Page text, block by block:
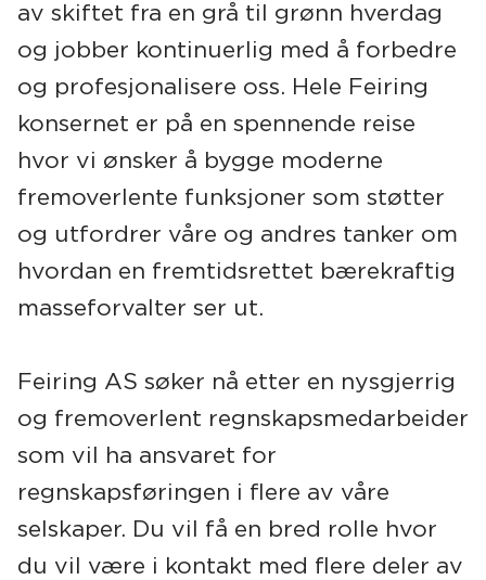
av skiftet fra en grå til grønn hverdag
og jobber kontinuerlig med å forbedre
og profesjonalisere oss. Hele Feiring
konsernet er på en spennende reise
hvor vi ønsker å bygge moderne
fremoverlente funksjoner som støtter
og utfordrer våre og andres tanker om
hvordan en fremtidsrettet bærekraftig
masseforvalter ser ut.
Feiring AS søker nå etter en nysgjerrig
og fremoverlent regnskapsmedarbeider
som vil ha ansvaret for
regnskapsføringen i flere av våre
selskaper. Du vil få en bred rolle hvor
du vil være i kontakt med flere deler av